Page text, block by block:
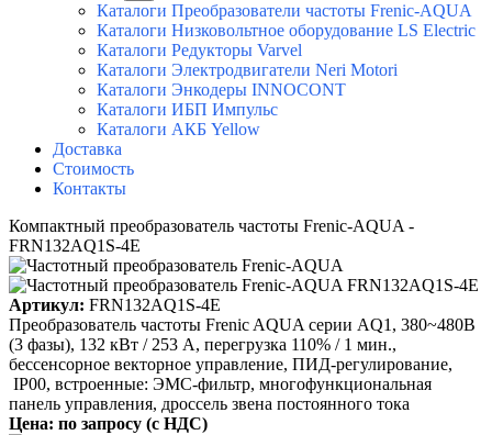
Каталоги Преобразователи частоты Frenic-AQUA
Каталоги Низковольтное оборудование LS Electric
Каталоги Редукторы Varvel
Каталоги Электродвигатели Neri Motori
Каталоги Энкодеры INNOCONT
Каталоги ИБП Импульс
Каталоги АКБ Yellow
Доставка
Стоимость
Контакты
Компактный преобразователь частоты Frenic-AQUA -
FRN132AQ1S-4E
Артикул: FRN132AQ1S-4E
Преобразователь частоты Frenic AQUA серии AQ1, 380~480B
(3 фазы), 132 кВт / 253 A, перегрузка 110% / 1 мин.,
бессенсорное векторное управление, ПИД-регулирование,
IP00, встроенные: ЭМС-фильтр, многофункциональная
панель управления, дроссель звена постоянного тока
Цена: по запросу (с НДС)